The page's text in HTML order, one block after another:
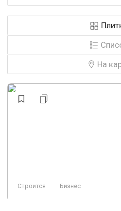
Детский садик Эконом
У воды Закрытая
Консьерж Строится
Ландшафтный дизайн
На
Строится Бизнес